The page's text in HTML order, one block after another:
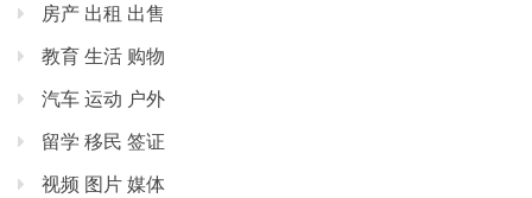
房产 出租 出售
教育 生活 购物
汽车 运动 户外
留学 移民 签证
视频 图片 媒体